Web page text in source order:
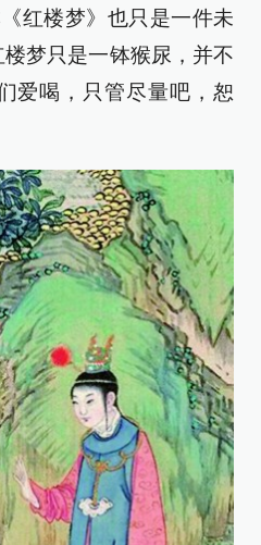
红楼梦》也只是一件未
楼梦只是一钵猴尿，并不
爱喝，只管尽量吧，恕